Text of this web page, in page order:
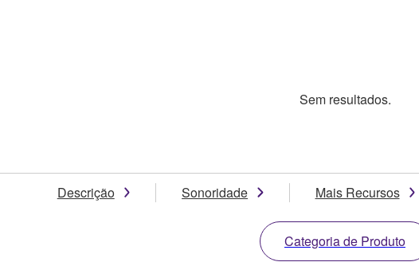
Sem resultados.
Descrição Sonoridade Mais Recursos
Categoria de Produto